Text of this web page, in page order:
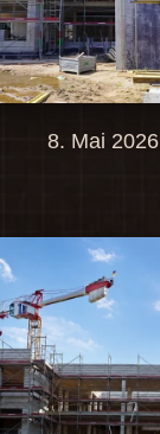
8. Mai 2026